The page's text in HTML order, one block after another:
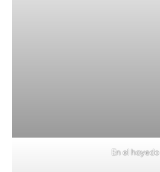
En el hayedo